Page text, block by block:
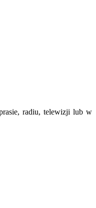
radiu, telewizji lub w